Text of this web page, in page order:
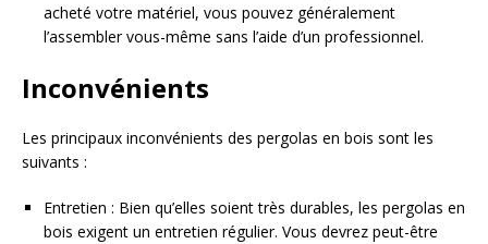
acheté votre matériel, vous pouvez généralement
l’assembler vous-même sans l’aide d’un professionnel.
Inconvénients
Les principaux inconvénients des pergolas en bois sont les
suivants :
Entretien : Bien qu’elles soient très durables, les pergolas en
bois exigent un entretien régulier. Vous devrez peut-être